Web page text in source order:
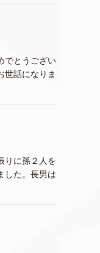
でとうござい
世話になりま
りに孫２人を
した。長男は